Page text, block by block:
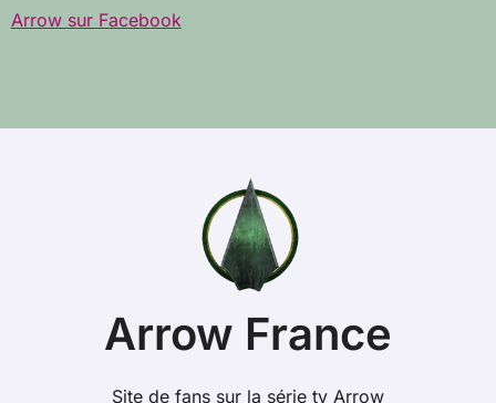
Arrow sur Facebook
Arrow France
Site de fans sur la série tv Arrow